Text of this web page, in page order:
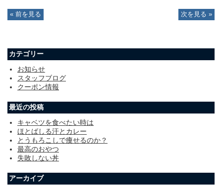
« 前を見る 次を見る »
カテゴリー
お知らせ
スタッフブログ
クーポン情報
最近の投稿
キャベツを食べたい時は
ほとばしる汗とカレー
とうもろこしで痩せるのか？
最高のおやつ
失敗しない丼
アーカイブ